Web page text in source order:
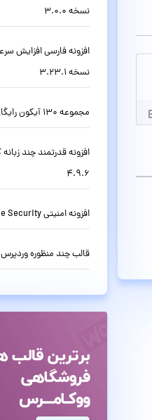
نسخه 3.0.0
نسخه 3.23.1
مجموعه 130 آیکون رایگان Icons8 به صورت SVG
4.9.6
افزونه امنیتی Wordfence Security وردپرس نسخه 8.1.4
قالب چند منظوره وردپرس Betheme نسخه 28.5.6